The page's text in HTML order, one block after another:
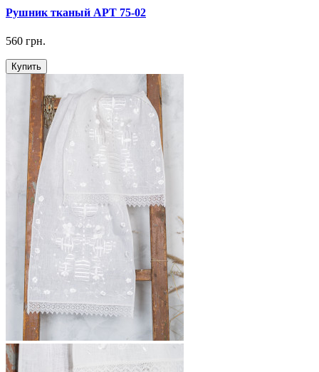
Рушник тканый АРТ 75-02
560 грн.
Купить